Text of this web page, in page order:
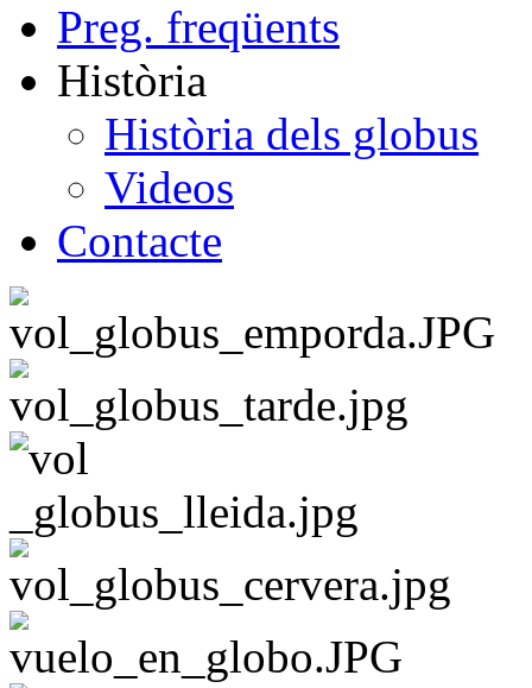
Preg. freqüents
Història
Història dels globus
Videos
Contacte